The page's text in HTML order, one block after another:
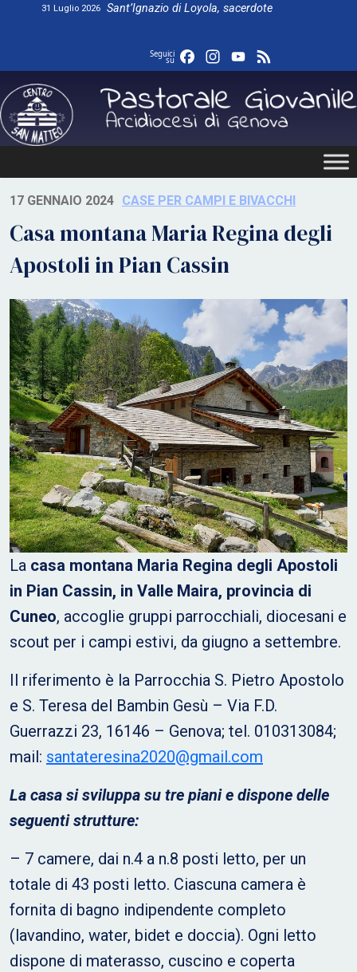
31 Luglio 2026 Sant’Ignazio di Loyola, sacerdote
Seguici
su FacebookInstagram
YouTube
17 GENNAIO 2024 CASE PER CAMPI E BIVACCHI
Casa montana Maria Regina degli
Apostoli in Pian Cassin
La casa montana Maria Regina degli Apostoli
in Pian Cassin, in Valle Maira, provincia di
Cuneo, accoglie gruppi parrocchiali, diocesani e
scout per i campi estivi, da giugno a settembre.
Il riferimento è la Parrocchia S. Pietro Apostolo
e S. Teresa del Bambin Gesù – Via F.D.
Guerrazzi 23, 16146 – Genova; tel. 010313084;
mail: santateresina2020@gmail.com
La casa si sviluppa su tre piani e dispone delle
seguenti strutture:
– 7 camere, dai n.4 a n.8 posti letto, per un
totale di 43 posti letto. Ciascuna camera è
fornita di bagno indipendente completo
(lavandino, water, bidet e doccia). Ogni letto
dispone di materasso, cuscino e coperta